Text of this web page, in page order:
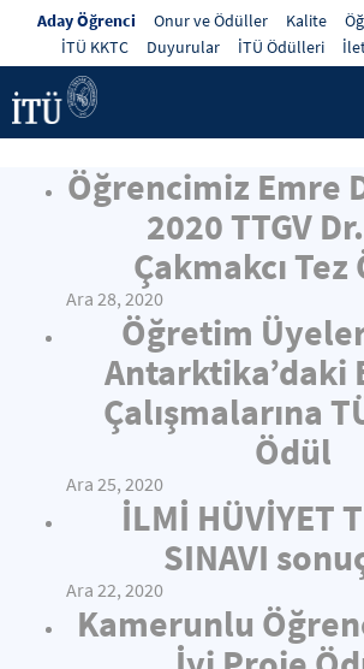
Aday Öğrenci Onur ve Ödüller Kalite
İTÜ KKTC
Duyurular İTÜ Ödülleri
Öğrencimiz Emre
2020 TTGV
Çakmakcı
Ara 28, 2020
Öğretim
Antarktika’daki
Çalışmalarına
Ödül
Ara 25, 2020
İLMİ HÜVİYET
SINAVI
Ara 22, 2020
Kamerunlu